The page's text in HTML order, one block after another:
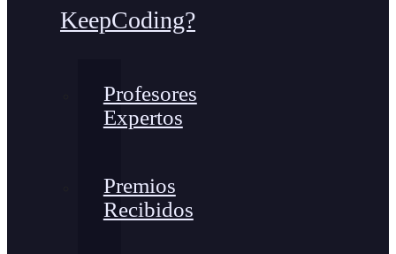
KeepCoding?
Profesores
Expertos
Premios
Recibidos